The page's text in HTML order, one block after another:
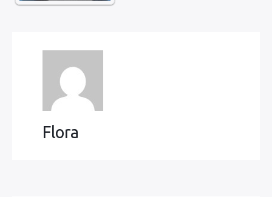
Flora